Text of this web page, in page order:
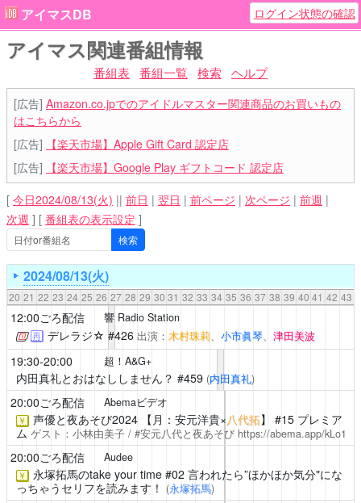
アイマスDB ログイン状態の確認
アイマス関連番組情報
番組表 番組一覧 検索 ヘルプ
[広告] Amazon.co.jpでのアイドルマスター関連商品のお買いもの
はこちらから
[広告]
【楽天市場】Apple Gift Card 認定店
[広告]
【楽天市場】Google Play ギフトコード 認定店
[ 今日2024/08/13(火) || 前日 | 翌日 | 前ページ | 次ページ | 前週 |
次週 ] [ 番組表の表示設定 ]
2024/08/13(火)
20 21 22 23 24 25 26 27 28 29 30 31 32 33 34 35 36 37 38 39 40 41 42 43
12:00ごろ配信 響 Radio Station
再 デレラジ☆ #426 出演： 木村珠莉 小市眞琴、 津田美波
19:30-20:00 超！A&G+
内田真礼とおはなししません？ #459 (内田真礼)
20:00ごろ配信 Abemaビデオ
￥ 声優と夜あそび2024【月：安元洋貴×八代拓】 #15 プレミア
ム ゲスト：小林由美子 / #安元八代と夜あそび https://abema.app/kLo1
20:00ごろ配信 Audee
￥ 永塚拓馬のtake your time#02 言われたら”ほかほか気分"にな
っちゃうセリフを読みます！
(永塚拓馬)